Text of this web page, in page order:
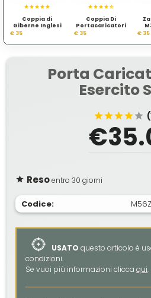
Coppia di
Giberne Inglesi
Pattern 37
€ 35
Coppia Di
Portacaricatori
Per Mp40
€ 35 € 35
Porta
Esercito
Resoentro 30 giorni
Codice:
USATO questo articolo è
condizioni.
Se vuoi più informazioni cliccaqui.